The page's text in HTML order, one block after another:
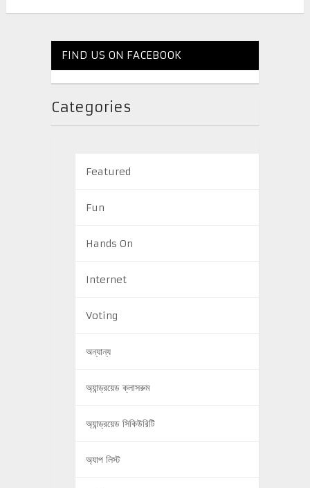
FIND US ON FACEBOOK
Categories
Featured
Fun
Hands On
Internet
Voting
অন্যান্য
অ্যান্ড্রয়েড ক্লাসরুম
অ্যান্ড্রয়েড সিকিউরিটি
অ্যাপ লিস্ট